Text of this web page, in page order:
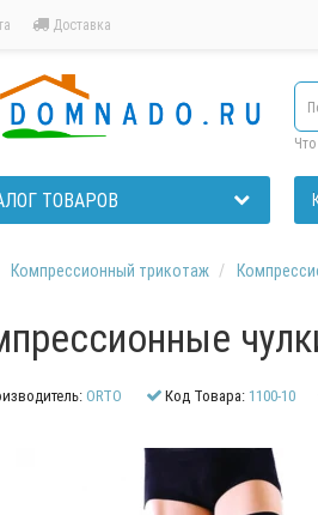
Доставка
ТОВАРОВ
Компрессионный трикотаж
ORTO Код Товара: 1100-10